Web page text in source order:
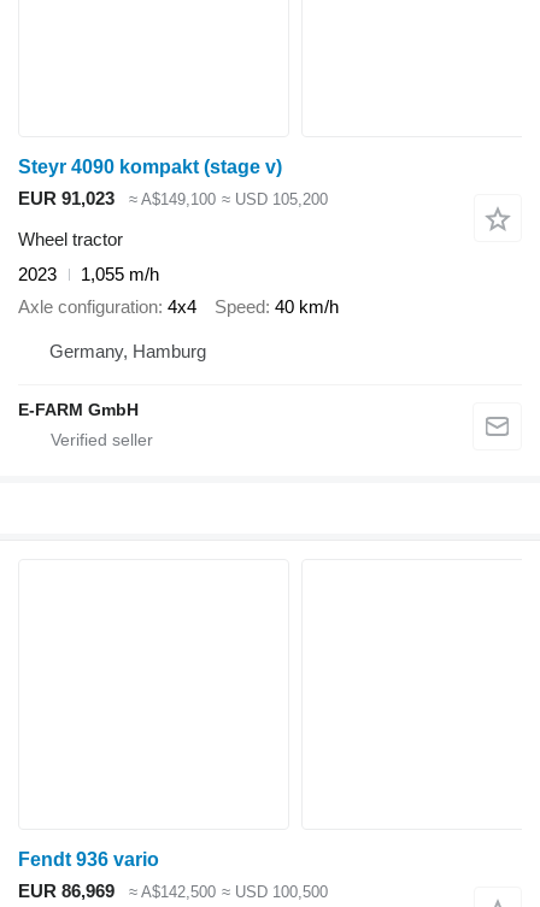
Steyr 4090 kompakt (stage v)
EUR 91,023
≈ A$149,100 ≈ USD 105,200
Wheel tractor
2023
1,055 m/h
Axle configuration 4x4 Speed 40 km/h
Germany, Hamburg
E-FARM GmbH
Fendt 936 vario
EUR 86,969
≈ A$142,500 ≈ USD 100,500